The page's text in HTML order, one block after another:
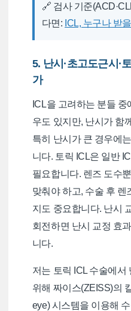
🔗 검사 기준
다면: ICL, 누구나 받
5. 난시·초고도근시·
가
ICL을 고려하는 분들
우도 있지만, 난시가 함
특히 난시가 큰 경우에
니다. 토릭 ICL은 일반
필요합니다. 렌즈 도수
맞춰야 하고, 수술 후 렌
지도 중요합니다. 난시
회전하면 난시 교정 효
니다.
저는 토릭 ICL 수술에서
위해 짜이스(ZEISS)의
eye) 시스템을 이용해